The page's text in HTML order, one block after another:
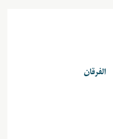
الفرقان